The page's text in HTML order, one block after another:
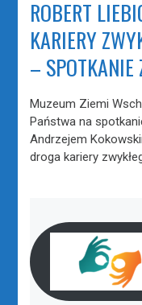
ROBERT
KARIERY
– SPOTKANIE
Muzeum Ziemi
Państwa na
Andrzejem
droga kariery